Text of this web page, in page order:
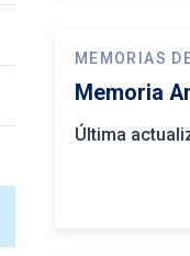
MEMORIAS
Memoria
Última